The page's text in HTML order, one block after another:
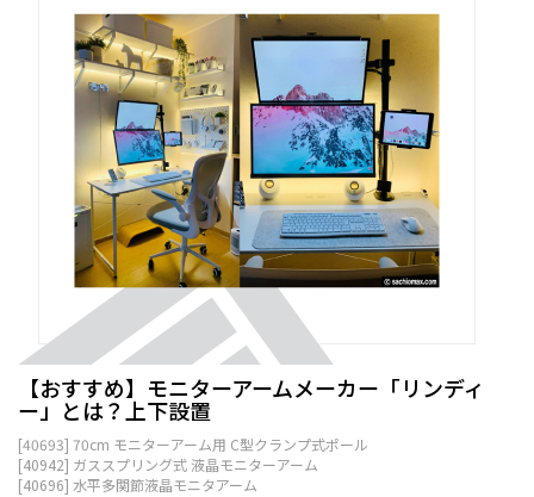
【おすすめ】モニターアームメーカー「リンディ
ー」とは？上下設置
[40693] 70cm モニターアーム用 C型クランプ式ポール
[40942] ガススプリング式 液晶モニターアーム
[40696] 水平多関節液晶モニタアーム